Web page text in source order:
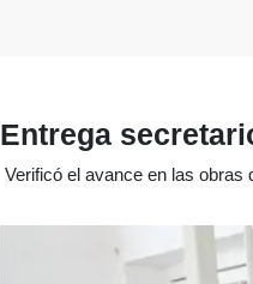
Entrega
Verificó el avance en las obras